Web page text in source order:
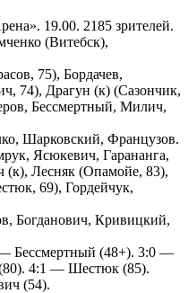
19.00. 2185 зрителей.
(Витебск),
75), Бордачев,
74), Драгун (к) (Сазончик,
Бессмертный, Милич,
Шарковский, Французов.
Ясюкевич, Гарананга,
(к), Лесняк (Опамойе, 83),
69), Гордейчук,
Богданович, Кривицкий,
Бессмертный (48+). 3:0 —
4:1 — Шестюк (85).
(54).